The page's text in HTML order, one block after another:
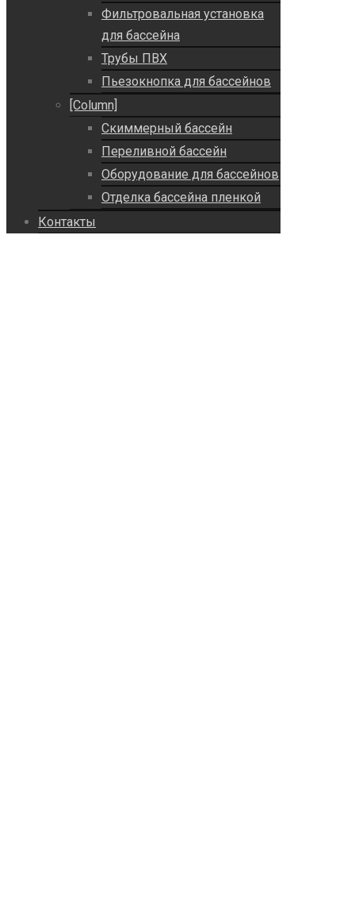
Фильтровальная установка
для бассейна
Трубы ПВХ
Пьезокнопка для бассейнов
[Column]
Скиммерный бассейн
Переливной бассейн
Оборудование для бассейнов
Отделка бассейна пленкой
Контакты